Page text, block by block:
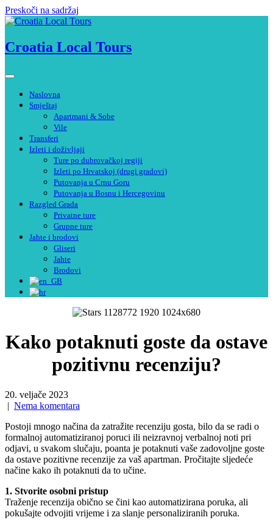
Preskoči na sadržaj
Croatia Local Tours
Naslovna
Smještaj
Apartmani & Sobe
Vile
Transferi
Izleti i doživljaji
Ture po dubrovačkoj regiji
Izleti po Hrvatskoj (drugi gradovi)
Putovanja u Crnu Goru
Putovanja u Bosnu i Hercegovinu
Razgled Grada
Privatne ture
Grupne ture
Jahte i brodovi
Gliseri
Jahte
Brodovi
Kako potaknuti goste da ostave
pozitivnu recenziju?
20. veljače 2023
| Nema komentara
Postoji mnogo načina da zatražite recenziju gosta, bilo da se radi o
formalnoj automatiziranoj poruci ili neizravnoj verbalnoj noti pri
odjavi, u svakom slučaju, poanta je potaknuti vaše zadovoljne goste
da ostave pozitivne recenzije za vaš apartman. Pročitajte sljedeće
načine kako ih potaknuti da to učine.
1. Stvorite osobni pristup
Traženje recenzija obično se čini kao automatizirana poruka, ali
pokušajte odvojiti vrijeme i za slanje personaliziranih poruka.